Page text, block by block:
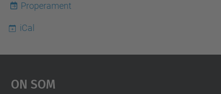
Properament
iCal
On Som